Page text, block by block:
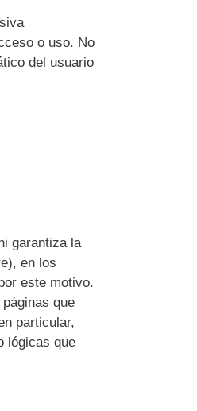
o uso. No
del usuario
garantiza la
en los
este motivo.
que
particular,
lógicas que